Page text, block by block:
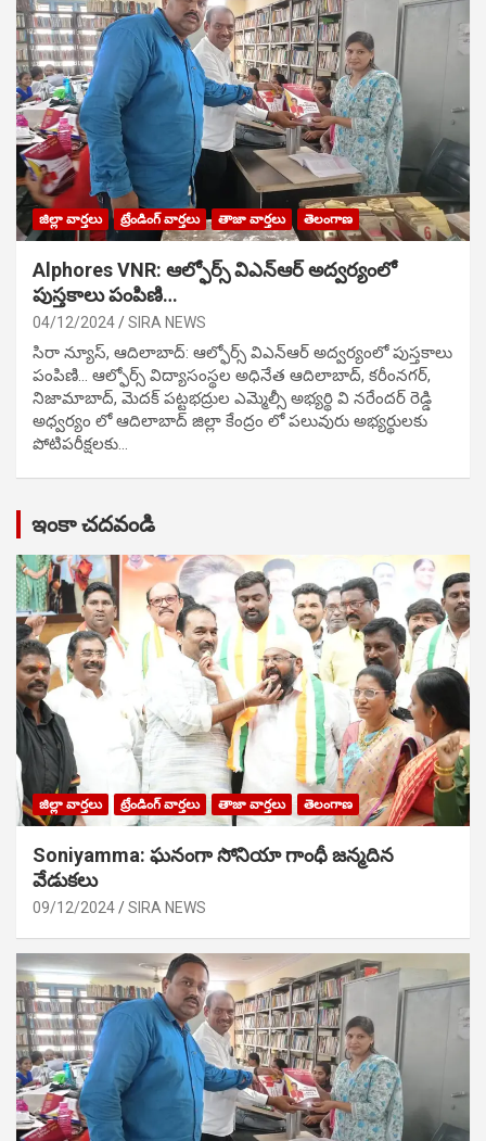
జిల్లా వార్తలు ట్రేండింగ్ వార్తలు తాజా వార్తలు తెలంగాణ
Alphores VNR: ఆల్ఫోర్స్ విఎన్ఆర్ అద్వర్యంలో
పుస్తకాలు పంపిణి…
04/12/2024 SIRA NEWS
సిరా న్యూస్, ఆదిలాబాద్: ఆల్ఫోర్స్ విఎన్ఆర్ అద్వర్యంలో పుస్తకాలు
పంపిణి… ఆల్ఫోర్స్ విద్యాసంస్థల అధినేత ఆదిలాబాద్, కరీంనగర్,
నిజామాబాద్, మెదక్ పట్టభద్రుల ఎమ్మెల్సీ అభ్యర్థి వి నరేందర్ రెడ్డి
అధ్వర్యం లో ఆదిలాబాద్ జిల్లా కేంద్రం లో పలువురు అభ్యర్థులకు
పోటిప‌రీక్ష‌ల‌కు…
ఇంకా చదవండి
జిల్లా వార్తలు ట్రేండింగ్ వార్తలు తాజా వార్తలు తెలంగాణ
Soniyamma: ఘ‌నంగా సోనియా గాంధీ జ‌న్మ‌దిన
వేడుక‌లు
09/12/2024 SIRA NEWS